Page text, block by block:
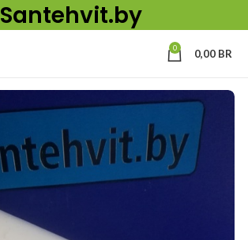
Santehvit.by
0 0,00 BR